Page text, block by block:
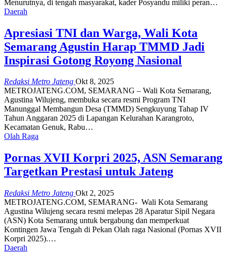
Menurutnya, di tengah masyarakat, kader Posyandu miliki peran…
Daerah
Apresiasi TNI dan Warga, Wali Kota
Semarang Agustin Harap TMMD Jadi
Inspirasi Gotong Royong Nasional
Redaksi Metro Jateng Okt 8, 2025
METROJATENG.COM, SEMARANG – Wali Kota Semarang,
Agustina Wilujeng, membuka secara resmi Program TNI
Manunggal Membangun Desa (TMMD) Sengkuyung Tahap IV
Tahun Anggaran 2025 di Lapangan Kelurahan Karangroto,
Kecamatan Genuk, Rabu…
Olah Raga
Pornas XVII Korpri 2025, ASN Semarang
Targetkan Prestasi untuk Jateng
Redaksi Metro Jateng Okt 2, 2025
METROJATENG.COM, SEMARANG- Wali Kota Semarang
Agustina Wilujeng secara resmi melepas 28 Aparatur Sipil Negara
(ASN) Kota Semarang untuk bergabung dan memperkuat
Kontingen Jawa Tengah di Pekan Olah raga Nasional (Pornas XVII
Korpri 2025).…
Daerah